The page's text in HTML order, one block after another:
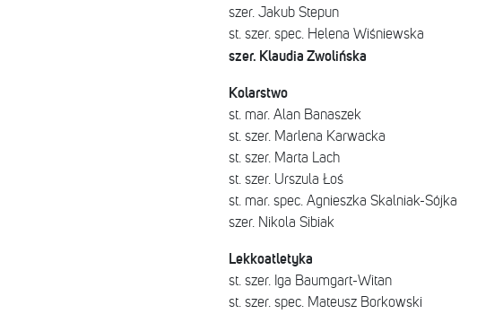
szer. Jakub Stepun
st. szer. spec. Helena Wiśniewska
szer. Klaudia Zwolińska
Kolarstwo
st. mar. Alan Banaszek
st. szer. Marlena Karwacka
st. szer. Marta Lach
st. szer. Urszula Łoś
st. mar. spec. Agnieszka Skalniak-Sójka
szer. Nikola Sibiak
Lekkoatletyka
st. szer. Iga Baumgart-Witan
st. szer. spec. Mateusz Borkowski